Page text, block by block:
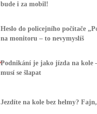
bude i za mobil!
Heslo do policejního počítače
na monitoru – to nevymyslíš
Podnikání je jako jízda na kole
musí se šlapat
Jezdíte na kole bez helmy?